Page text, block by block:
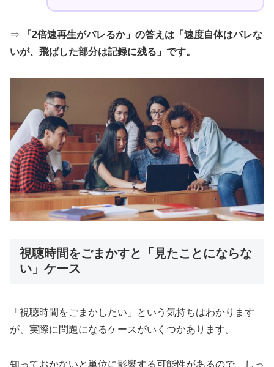
⇒
「2倍速再生がバレるか」の答えは「速度自体はバレな
いが、飛ばした部分は記録に残る」です。
視聴時間をごまかすと「見たことにならな
い」ケース
「視聴時間をごまかしたい」という気持ちはわかります
が、実際に問題になるケースがいくつかあります。
知っておかないと単位に影響する可能性があるので、しっ